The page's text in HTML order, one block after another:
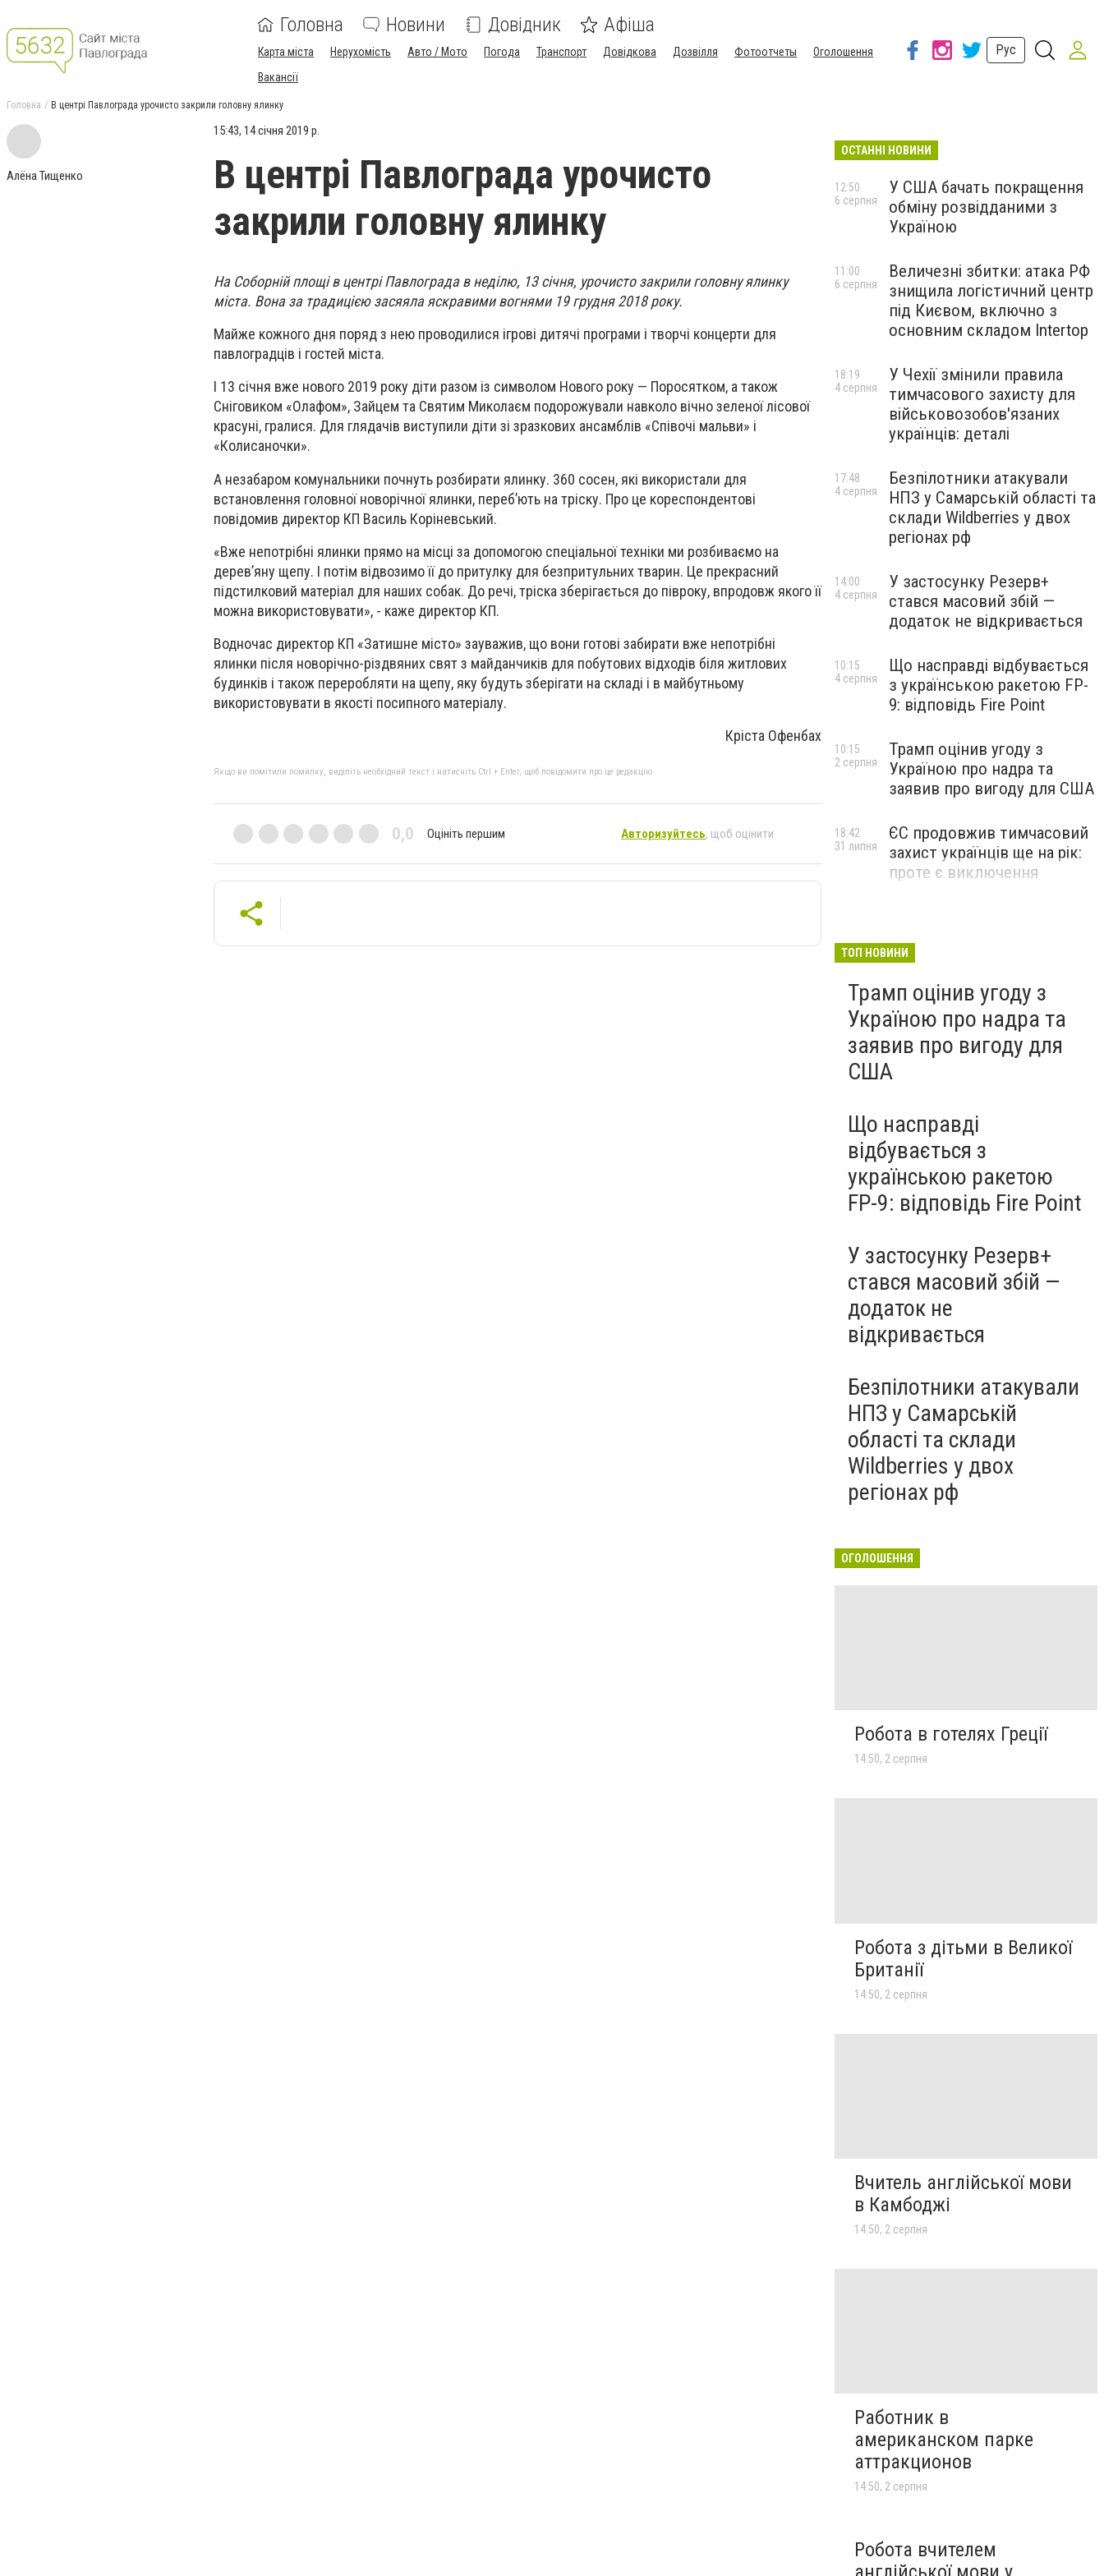
Головна Новини Довідник Афіша
Карта міста Нерухомість Авто / Мото Погода Транспорт Довідкова Дозвілля Фотоотчеты
Оголошення
Вакансії
Рус
Головна В центрі Павлограда урочисто закрили головну ялинку
Алёна Тищенко
15:43, 14 січня 2019 р.
В центрі Павлограда урочисто
закрили головну ялинку
На Соборній площі в центрі Павлограда в неділю, 13 січня, урочисто закрили головну ялинку
міста. Вона за традицією засяяла яскравими вогнями 19 грудня 2018 року.
Майже кожного дня поряд з нею проводилися ігрові дитячі програми і творчі концерти для
павлоградців і гостей міста.
І 13 січня вже нового 2019 року діти разом із символом Нового року — Поросятком, а також
Сніговиком «Олафом», Зайцем та Святим Миколаєм подорожували навколо вічно зеленої лісової
красуні, гралися. Для глядачів виступили діти зі зразкових ансамблів «Співочі мальви» і
«Колисаночки».
А незабаром комунальники почнуть розбирати ялинку. 360 сосен, які використали для
встановлення головної новорічної ялинки, переб’ють на тріску. Про це кореспондентові
повідомив директор КП Василь Коріневський.
«Вже непотрібні ялинки прямо на місці за допомогою спеціальної техніки ми розбиваємо на
дерев’яну щепу. І потім відвозимо її до притулку для безпритульних тварин. Це прекрасний
підстилковий матеріал для наших собак. До речі, тріска зберігається до півроку, впродовж якого її
можна використовувати», - каже директор КП.
Водночас директор КП «Затишне місто» зауважив, що вони готові забирати вже непотрібні
ялинки після новорічно-різдвяних свят з майданчиків для побутових відходів біля житлових
будинків і також переробляти на щепу, яку будуть зберігати на складі і в майбутньому
використовувати в якості посипного матеріалу.
Кріста Офенбах
Якщо ви помітили помилку, виділіть необхідний текст і натисніть Ctrl + Enter, щоб повідомити про це редакцію
0,0 Оцініть першим Авторизуйтесь, щоб оцінити
ОСТАННІ НОВИНИ
У США бачать покращення
обміну розвідданими з
Україною
12:50
6 серпня
Величезні збитки: атака РФ
знищила логістичний центр
під Києвом, включно з
основним складом Intertop
11:00
6 серпня
У Чехії змінили правила
тимчасового захисту для
військовозобов'язаних
українців: деталі
18:19
4 серпня
Безпілотники атакували
НПЗ у Самарській області та
склади Wildberries у двох
регіонах рф
17:48
4 серпня
У застосунку Резерв+
стався масовий збій —
додаток не відкривається
14:00
4 серпня
Що насправді відбувається
з українською ракетою FP-
9: відповідь Fire Point
10:15
4 серпня
Трамп оцінив угоду з
Україною про надра та
заявив про вигоду для США
10:15
2 серпня
ЄС продовжив тимчасовий
захист українців ще на рік:
проте є виключення
18:42
31 липня
ТОП НОВИНИ
Трамп оцінив угоду з
Україною про надра та
заявив про вигоду для
США
Що насправді
відбувається з
українською ракетою
FP-9: відповідь Fire Point
У застосунку Резерв+
стався масовий збій —
додаток не
відкривається
Безпілотники атакували
НПЗ у Самарській
області та склади
Wildberries у двох
регіонах рф
ОГОЛОШЕННЯ
Робота в готелях Греції
14:50, 2 серпня
Робота з дітьми в Великої
Британії
14:50, 2 серпня
Вчитель англійської мови
в Камбоджі
14:50, 2 серпня
Работник в
американском парке
аттракционов
14:50, 2 серпня
Робота вчителем